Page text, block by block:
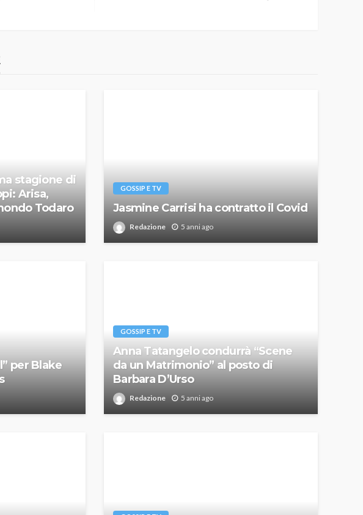
stagione di
Arisa,
Todaro
GOSSIP E TV
Jasmine Carrisi ha contratto il Covid
Redazione 5 anni ago
per Blake
GOSSIP E TV
Anna Tatangelo condurrà “Scene
da un Matrimonio” al posto di
Barbara D’Urso
Redazione 5 anni ago